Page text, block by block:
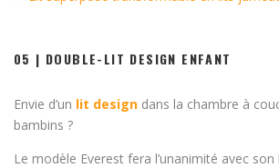
05 | DOUBLE-LIT DESIGN ENFANT
Envie d’un lit design dans la chambre à
bambins ?
Le modèle Everest fera l’unanimité avec